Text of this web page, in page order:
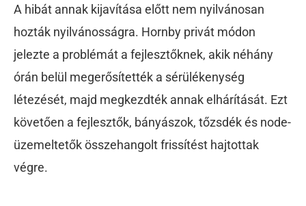
A hibát annak kijavítása előtt nem nyilvánosan
hozták nyilvánosságra. Hornby privát módon
jelezte a problémát a fejlesztőknek, akik néhány
órán belül megerősítették a sérülékenység
létezését, majd megkezdték annak elhárítását. Ezt
követően a fejlesztők, bányászok, tőzsdék és node-
üzemeltetők összehangolt frissítést hajtottak
végre.